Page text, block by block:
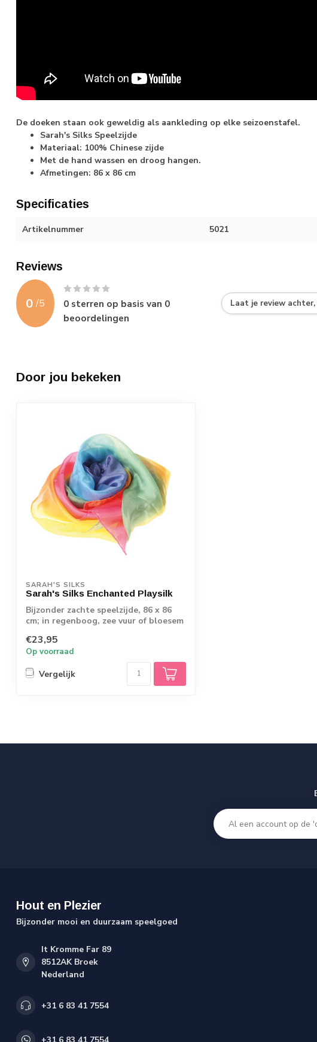
De doeken staan ook geweldig als aankleding op elke seizoenstafel.
Sarah's Silks Speelzijde
Materiaal: 100% Chinese zijde
Met de hand wassen en droog hangen.
Afmetingen: 86 x 86 cm
Specificaties
Artikelnummer 5021
Reviews
0 /5 0 sterren op basis van 0
beoordelingen
Laat je review
Door jou bekeken
SARAH'S SILKS
Sarah's Silks Enchanted Playsilk
Bijzonder zachte speelzijde, 86 x 86
cm; in regenboog, zee vuur of bloesem
€23,95
Op voorraad
Vergelijk
Hout en Plezier
Bijzonder mooi en duurzaam speelgoed
It Kromme Far 89
8512AK Broek
Nederland
+31 6 83 41 7554